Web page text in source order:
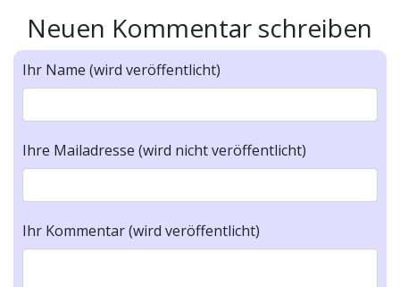
Neuen Kommentar schreiben
Ihr Name (wird veröffentlicht)
Ihre Mailadresse (wird nicht veröffentlicht)
Ihr Kommentar (wird veröffentlicht)